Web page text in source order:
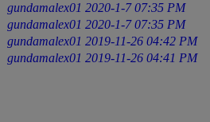
gundamalex01 2020-1-7 07:35 PM
gundamalex01 2020-1-7 07:35 PM
gundamalex01 2019-11-26 04:42 PM
gundamalex01 2019-11-26 04:41 PM